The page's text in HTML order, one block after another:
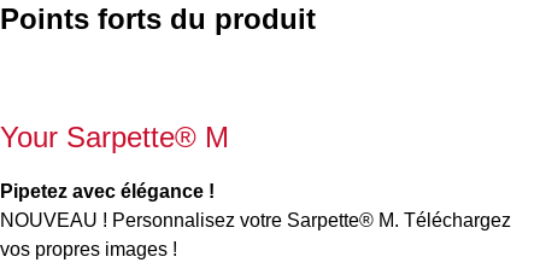
Points forts du produit
Your Sarpette® M
Pipetez avec élégance !
NOUVEAU ! Personnalisez votre Sarpette® M. Téléchargez
vos propres images !